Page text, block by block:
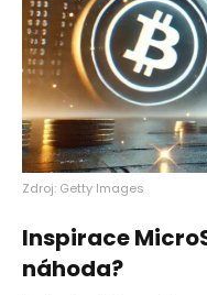
Zdroj: Getty Images
Inspirace
náhoda?